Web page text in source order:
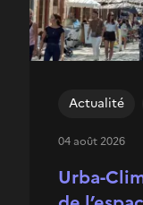
Urba-
Actualité
04 août 2026